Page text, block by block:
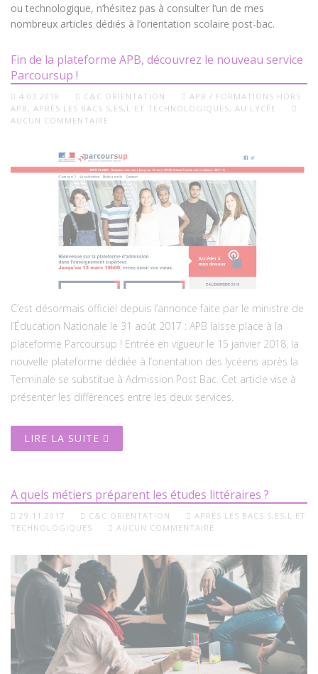
ou technologique, n’hésitez pas à consulter l’un de mes
nombreux articles dédiés à l’orientation scolaire post-bac.
Fin de la plateforme APB, découvrez le nouveau service
Parcoursup !
4.03.2018 C&C ORIENTATION
APB / FORMATIONS HORS
APB , APRÈS LES BACS S,ES,L ET TECHNOLOGIQUES, AU LYCÉE
AUCUN COMMENTAIRE
C’est désormais officiel depuis l’annonce faite par le ministre de
l’Éducation Nationale le 31 août 2017 : APB laisse place à la
plateforme Parcoursup ! Entrée en vigueur le 15 janvier 2018, la
nouvelle plateforme dédiée à l’orientation des lycéens après la
Terminale se substitue à Admission Post Bac. Cet article vise à
présenter les différences entre les deux services.
LIRE LA SUITE
A quels métiers préparent les études littéraires ?
29.11.2017 C&C ORIENTATION
APRÈS LES BACS S,ES,L ET
TECHNOLOGIQUES
AUCUN COMMENTAIRE